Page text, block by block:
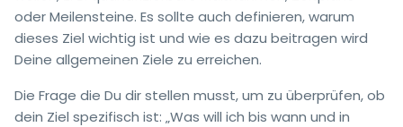
oder Meilensteine. Es sollte auch definieren, warum
dieses Ziel wichtig ist und wie es dazu beitragen wird
Deine allgemeinen Ziele zu erreichen.
Die Frage die Du dir stellen musst, um zu überprüfen, ob
dein Ziel spezifisch ist: „Was will ich bis wann und in